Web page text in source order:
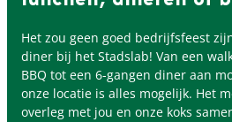
Het zou geen goed bedrijfsfeest
diner bij het Stadslab! Van een
BBQ tot een 6-gangen diner aan
onze locatie is alles mogelijk. Het
overleg met jou en onze koks